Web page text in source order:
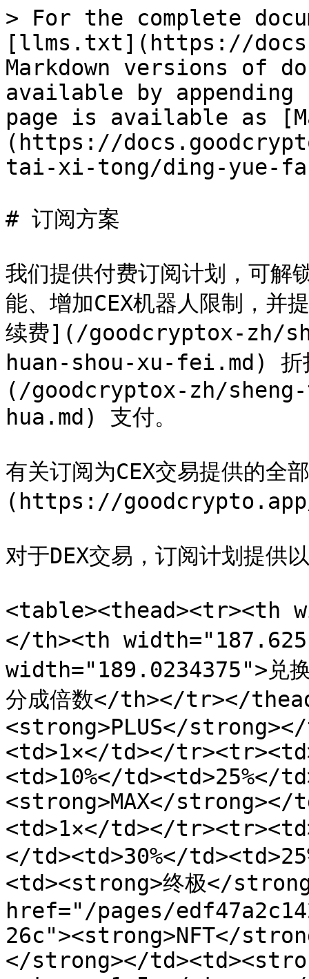
> For the complete
[llms.txt](https://
Markdown versions of
available by
page is available as
(https://
tai-xi-tong/ding-yue-
# 订阅方案
我们提供付费订阅计划，可解
能、增加CEX机器人限制，并
续费](/goodcryptox-zh/
huan-shou-xu-fei.md) 折
(/goodcryptox-zh/
hua.md) 支付。
有关订阅为CEX交易提供的
(https://
对于DEX交易，订阅计划提供
<table><thead><tr><th
</th><th
width="189.0234375">兑换
分成倍数</th></tr></
<strong>PLUS</
<td>1×</td></
<td>10%</
<strong>MAX</strong></
<td>1×</td></
</td><td>30%</
<td><strong>终极</
href="/pages/
26c"><strong>NFT</
</strong></